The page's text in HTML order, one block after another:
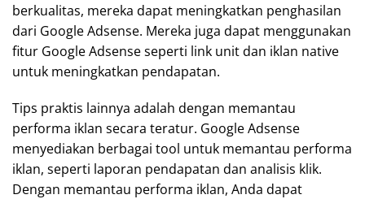
berkualitas, mereka dapat meningkatkan penghasilan
dari Google Adsense. Mereka juga dapat menggunakan
fitur Google Adsense seperti link unit dan iklan native
untuk meningkatkan pendapatan.
Tips praktis lainnya adalah dengan memantau
performa iklan secara teratur. Google Adsense
menyediakan berbagai tool untuk memantau performa
iklan, seperti laporan pendapatan dan analisis klik.
Dengan memantau performa iklan, Anda dapat